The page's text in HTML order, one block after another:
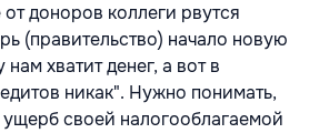
доноров коллеги рвутся
(правительство) начало новую
хватит денег, а вот в
никак". Нужно понимать,
ущерб своей налогооблагаемой